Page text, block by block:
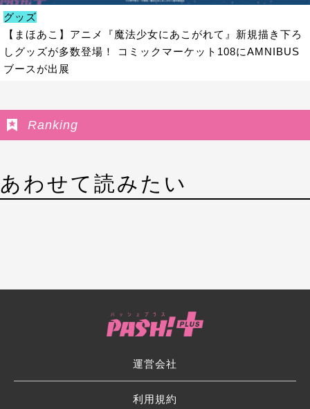
グッズ
【まほあこ】アニメ『魔法少女にあこがれて』新規描き下ろ
しグッズが多数登場！ コミックマーケット108にAMNIBUS
ブースが出展
Ranking
あわせて読みたい
運営会社
利用規約